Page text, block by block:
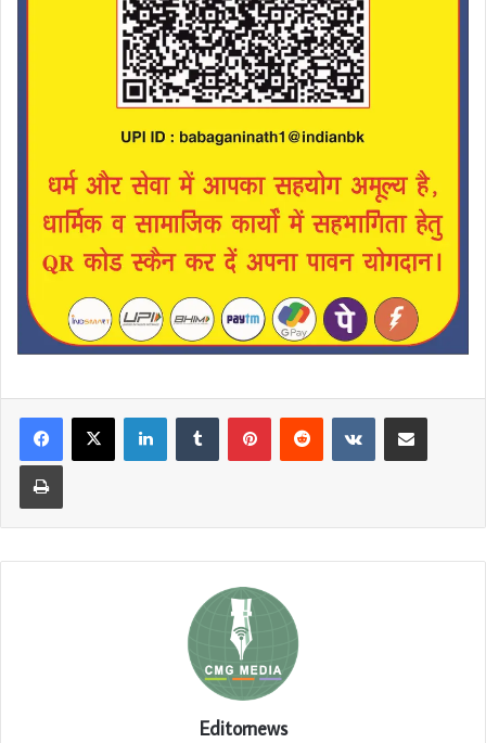
LinkedInTumblr PinterestReddit VKontakteShare via Email
Print
Editornews